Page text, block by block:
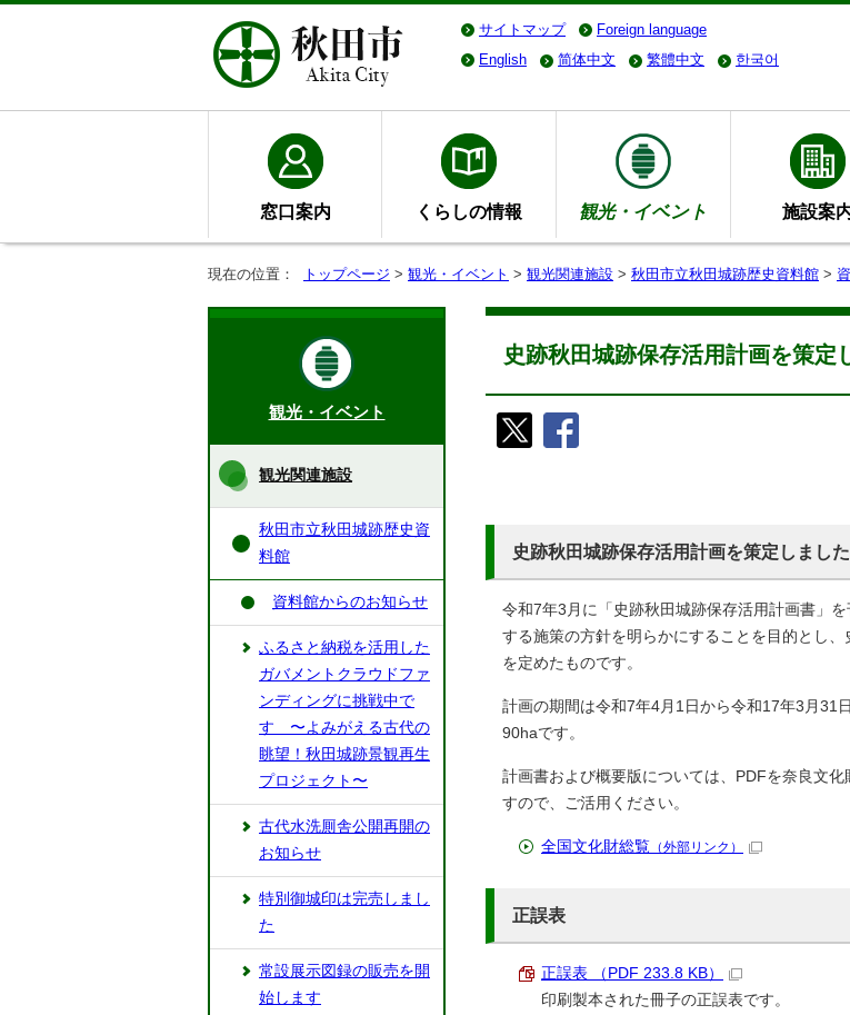
サイトマップ Foreign language
English
简体中文 繁體中文 한국어
窓口案内 くらしの情報 観光・イベント 施設案
現在の位置： トップページ > 観光・イベント > 観光関連施設 > 秋田市立秋田城跡歴史資料館 >
史跡秋田城跡保存活用計画を策定
史跡秋田城跡保存活用計画を策定しました
令和7年3月に「史跡秋田城跡保存活用計画書」
する施策の方針を明らかにすることを目的とし
を定めたものです。
計画の期間は令和7年4月1日から令和17年3月31
90haです。
計画書および概要版については、PDFを奈良文
すので、ご活用ください。
全国文化財総覧 （外部リンク）
正誤表
正誤表 （PDF 233.8 KB）
印刷製本された冊子の正誤表です。
観光・イベント
観光関連施設
秋田市立秋田城跡歴史資
料館
資料館からのお知らせ
ふるさと納税を活用した
ガバメントクラウドファ
ンディングに挑戦中で
す 〜よみがえる古代の
眺望！秋田城跡景観再生
プロジェクト〜
古代水洗厠舎公開再開の
お知らせ
特別御城印は完売しまし
た
常設展示図録の販売を開
始します